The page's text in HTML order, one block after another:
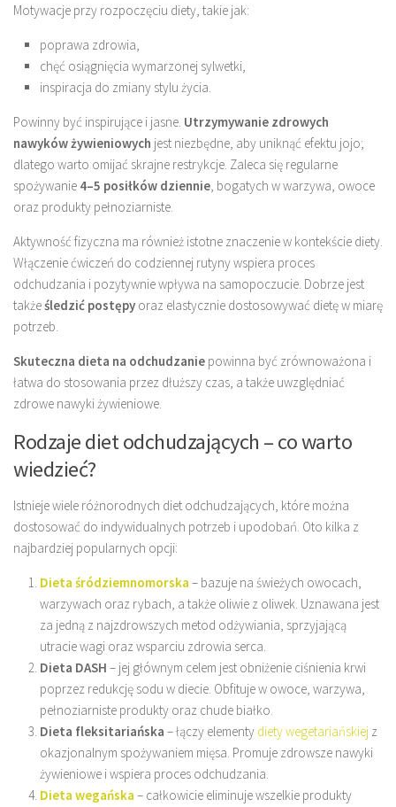
Motywacje przy rozpoczęciu diety, takie jak:
poprawa zdrowia,
chęć osiągnięcia wymarzonej sylwetki,
inspiracja do zmiany stylu życia.
Powinny być inspirujące i jasne. Utrzymywanie zdrowych
nawyków żywieniowych jest niezbędne, aby uniknąć efektu jojo;
dlatego warto omijać skrajne restrykcje. Zaleca się regularne
spożywanie 4–5 posiłków dziennie, bogatych w warzywa, owoce
oraz produkty pełnoziarniste.
Aktywność fizyczna ma również istotne znaczenie w kontekście diety.
Włączenie ćwiczeń do codziennej rutyny wspiera proces
odchudzania i pozytywnie wpływa na samopoczucie. Dobrze jest
takżeśledzić postępy oraz elastycznie dostosowywać dietę w miarę
potrzeb.
Skuteczna dieta na odchudzanie powinna być zrównoważona i
łatwa do stosowania przez dłuższy czas, a także uwzględniać
zdrowe nawyki żywieniowe.
Rodzaje diet odchudzających – co warto
wiedzieć?
Istnieje wiele różnorodnych diet odchudzających, które można
dostosować do indywidualnych potrzeb i upodobań. Oto kilka z
najbardziej popularnych opcji:
Dieta śródziemnomorska – bazuje na świeżych owocach,
warzywach oraz rybach, a także oliwie z oliwek. Uznawana jest
za jedną z najzdrowszych metod odżywiania, sprzyjającą
utracie wagi oraz wsparciu zdrowia serca.
Dieta DASH – jej głównym celem jest obniżenie ciśnienia krwi
poprzez redukcję sodu w diecie. Obfituje w owoce, warzywa,
pełnoziarniste produkty oraz chude białko.
Dieta fleksitariańska – łączy elementy diety wegetariańskiej z
okazjonalnym spożywaniem mięsa. Promuje zdrowsze nawyki
żywieniowe i wspiera proces odchudzania.
Dieta wegańska – całkowicie eliminuje wszelkie produkty